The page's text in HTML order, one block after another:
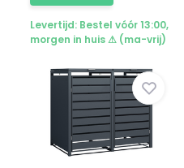
Levertijd: Bestel vóór 13:00,
morgen in huis ⚠ (ma-vrij)